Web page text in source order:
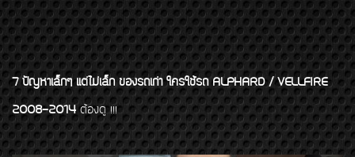
7 ปัญหาเล็กๆ แต่ไม่เล็ก ของรถเก่า ใครใช้รถ ALPHARD / VELLFIRE
2008-2014ต้องดู !!!